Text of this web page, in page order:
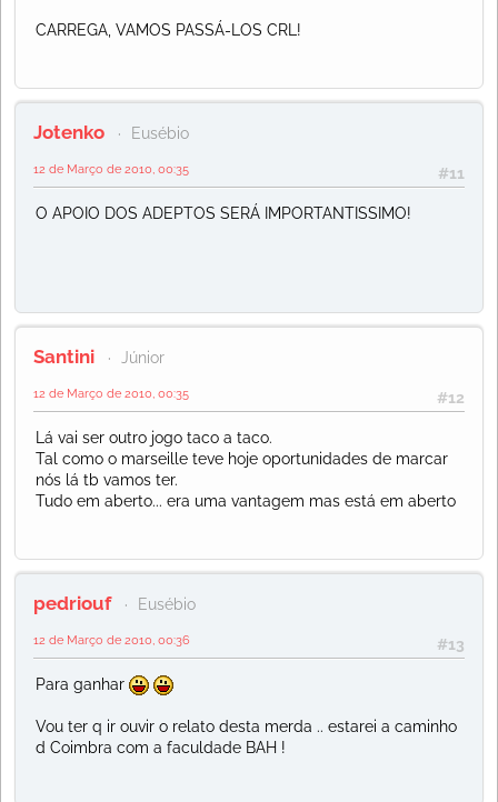
CARREGA, VAMOS PASSÁ-LOS CRL!
Jotenko Eusébio
#11
12 de Março de 2010, 00:35
O APOIO DOS ADEPTOS SERÁ IMPORTANTISSIMO!
Santini Júnior
#12
12 de Março de 2010, 00:35
Lá vai ser outro jogo taco a taco.
Tal como o marseille teve hoje oportunidades de marcar
nós lá tb vamos ter.
Tudo em aberto... era uma vantagem mas está em aberto
pedriouf Eusébio
#13
12 de Março de 2010, 00:36
Para ganhar
Vou ter q ir ouvir o relato desta merda .. estarei a caminho
d Coimbra com a faculdade BAH !